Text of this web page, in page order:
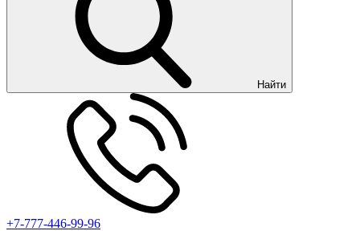
Найти
+7-777-446-99-96